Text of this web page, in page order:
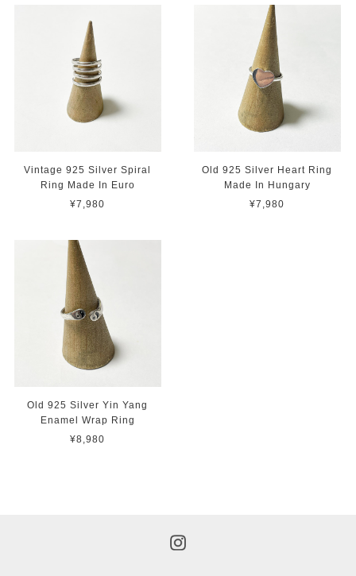
Vintage 925 Silver Spiral
Ring Made In Euro
¥7,980
Old 925 Silver Heart Ring
Made In Hungary
¥7,980
Old 925 Silver Yin Yang
Enamel Wrap Ring
¥8,980